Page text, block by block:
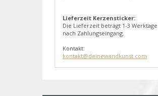
Lieferzeit Kerzensticker:
Die Lieferzeit beträgt 1-3 Werktage
nach Zahlungseingang.
Kontakt:
kontakt@deinewandkunst.com